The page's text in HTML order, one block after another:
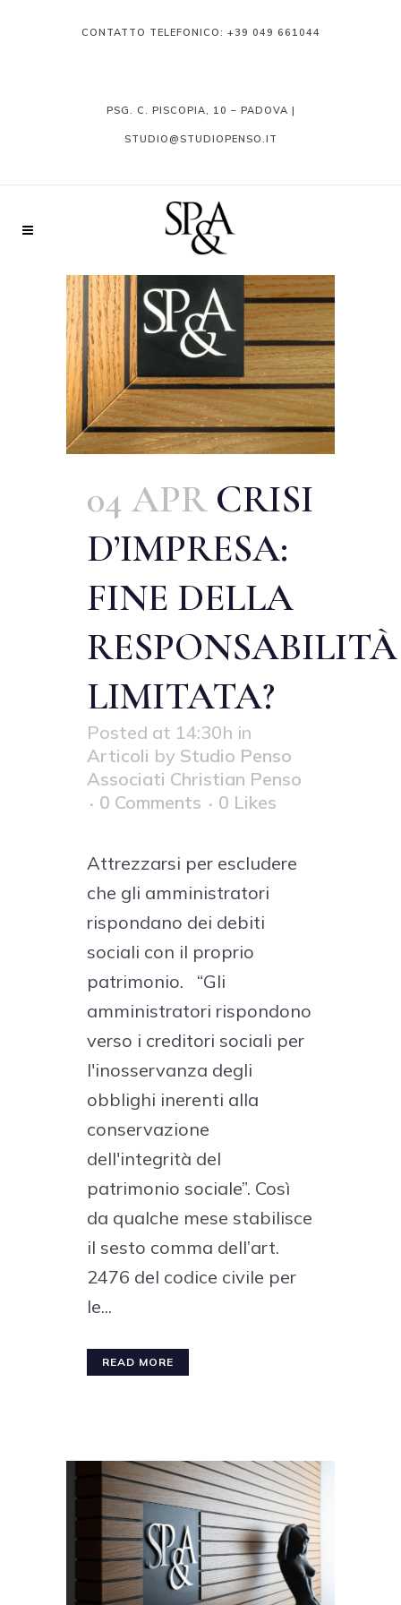
CONTATTO TELEFONICO: +39 049 661044
PSG. C. PISCOPIA, 10 – PADOVA |
STUDIO@STUDIOPENSO.IT
04 APR CRISI
D’IMPRESA:
FINE DELLA
RESPONSABILITÀ
LIMITATA?
Posted at 14:30h in
Articoli by Studio Penso
Associati Christian Penso
0 Comments
0 Likes
Attrezzarsi per escludere
che gli amministratori
rispondano dei debiti
sociali con il proprio
patrimonio. “Gli
amministratori rispondono
verso i creditori sociali per
l'inosservanza degli
obblighi inerenti alla
conservazione
dell'integrità del
patrimonio sociale”. Così
da qualche mese stabilisce
il sesto comma dell’art.
2476 del codice civile per
le...
READ MORE